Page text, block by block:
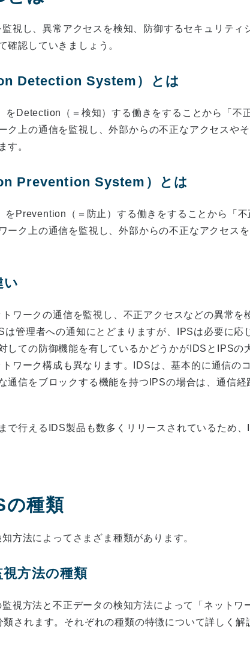
視し、異常アクセスを検知、防御するセキュリティ
確認していきましょう。
Detection System）とは
をDetection（＝検知）する働きをすることから「不
ク上の通信を監視し、外部からの不正なアクセスや
す。
Prevention System）とは
をPrevention（＝防止）する働きをすることから「不
ーク上の通信を監視し、外部からの不正なアクセス
い
ワークの通信を監視し、不正アクセスなどの異常を
は管理者への通知にとどまりますが、IPSは必要に応
しての防御機能を有しているかどうかがIDSとIPSの
ワーク構成も異なります。IDSは、基本的に通信の
通信をブロックする機能を持つIPSの場合は、通信
で行えるIDS製品も数多くリリースされているため
の種類
方法によってさまざま種類があります。
方法の種類
視方法と不正データの検知方法によって「ネットワ
類されます。それぞれの種類の特徴について詳しく解